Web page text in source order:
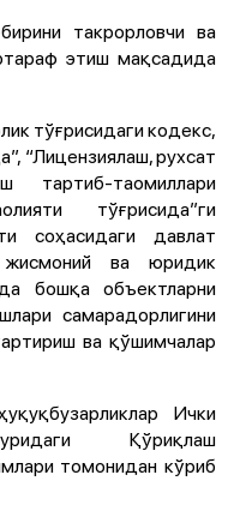
такрорловчи ва
этиш мақсадида
тўғрисидаги кодекс,
“Лицензиялаш, рухсат
таомиллари
тўғрисида”ги
соҳасидаги давлат
жисмоний ва юридик
бошқа объектларни
самарадорлигини
ва қўшимчалар
Ички
Қўриқлаш
томонидан кўриб